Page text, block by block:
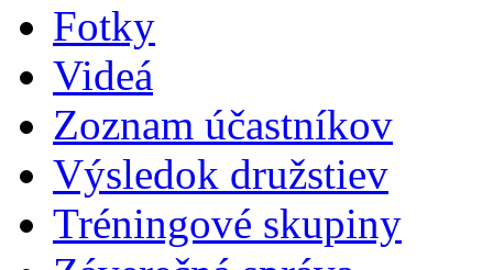
Fotky
Videá
Zoznam účastníkov
Výsledok družstiev
Tréningové skupiny